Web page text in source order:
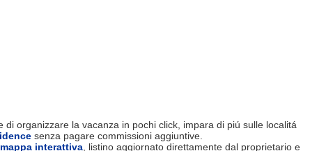
organizzare la vacanza in pochi click, impara di piú sulle localitá
senza pagare commissioni aggiuntive.
mappa interattiva , listino aggiornato direttamente dal proprietario e